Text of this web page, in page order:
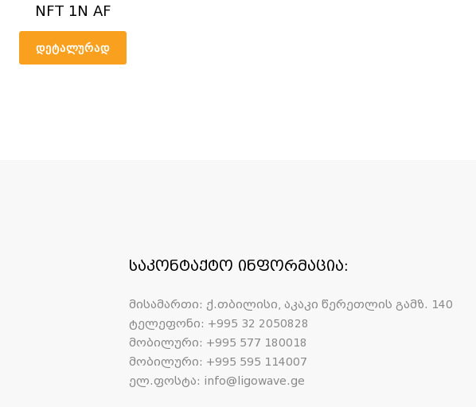
NFT 1N AF
ᲓᲔᲢᲐᲚᲣᲠᲐᲓ
საკონტაქტო ინფორმაცია:
მისამართი: ქ.თბილისი, აკაკი წერეთლის გამზ. 140
ტელეფონი: +995 32 2050828
მობილური: +995 577 180018
მობილური: +995 595 114007
ელ.ფოსტა: info@ligowave.ge